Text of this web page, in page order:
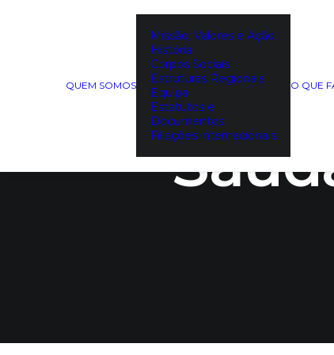
QUEM SOMOS
Missão, Valores e Ação
História
Corpos Sociais
Estruturas Regionais
Equipa
Estatutos e
Documentos
Filiações internacionais
O QUE